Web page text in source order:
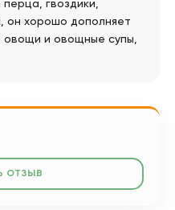
гвоздики,
он хорошо дополняет
овощи и овощные супы,
ОТЗЫВ